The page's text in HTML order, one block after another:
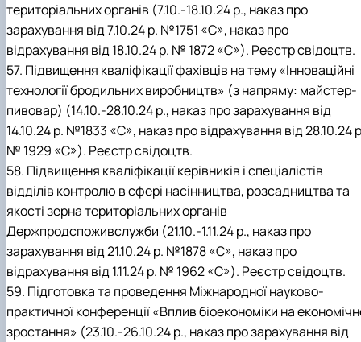
територіальних органів (7.10.-18.10.24 р., наказ про
зарахування від 7.10.24 р. №1751 «С», наказ про
відрахування від 18.10.24 р. № 1872 «С»). Реєстр свідоцтв.
57. Підвищення кваліфікації фахівців на тему «Інноваційні
технології бродильних виробництв» (з напряму: майстер-
пивовар) (14.10.-28.10.24 р., наказ про зарахування від
14.10.24 р. №1833 «С», наказ про відрахування від 28.10.24
№ 1929 «С»). Реєстр свідоцтв.
58. Підвищення кваліфікації керівників і спеціалістів
відділів контролю в сфері насінництва, розсадництва та
якості зерна територіальних органів
Держпродспоживслужби (21.10.-1.11.24 р., наказ про
зарахування від 21.10.24 р. №1878 «С», наказ про
відрахування від 1.11.24 р. № 1962 «С»). Реєстр свідоцтв.
59. Підготовка та проведення Міжнародної науково-
практичної конференції «Вплив біоекономіки на
зростання» (23.10.-26.10.24 р., наказ про зарахування від